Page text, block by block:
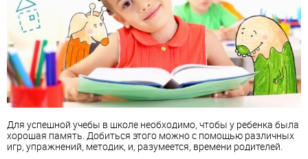
Для успешной учебы в школе необходимо, чтобы у ребенка была
хорошая память. Добиться этого можно с помощью различных
игр, упражнений, методик, и, разумеется, времени родителей.